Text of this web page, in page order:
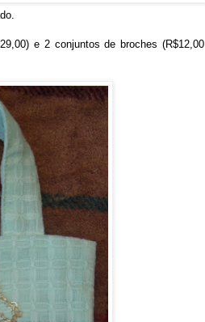
e 2 conjuntos de broches (R$12,00